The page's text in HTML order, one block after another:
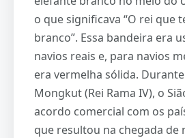
o que significava “O rei que
branco”. Essa bandeira era
navios reais e, para navios
era vermelha sólida.
Mongkut (Rei Rama IV), o
acordo comercial com os
que resultou na chegada de